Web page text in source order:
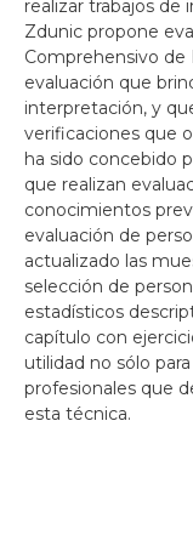
realizar trabajos de
Zdunic propone
Comprehensivo de
evaluación que
interpretación, y
verificaciones que
ha sido concebido
que realizan
conocimientos
evaluación de
actualizado las
selección de
estadísticos
capítulo con
utilidad no sólo
profesionales que
esta técnica.